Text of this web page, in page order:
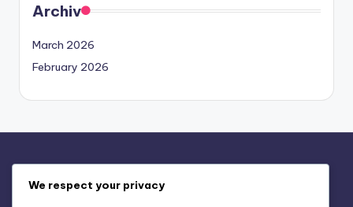
Archiv
March 2026
February 2026
We respect your privacy